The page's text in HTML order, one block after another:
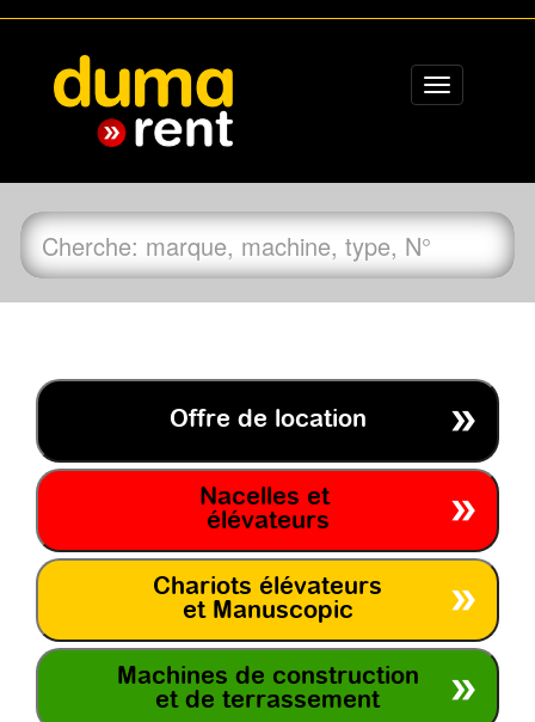
Toggle
navigation
Offre de location
Nacelles et
élévateurs
Chariots élévateurs
et Manuscopic
Machines de construction
et de terrassement